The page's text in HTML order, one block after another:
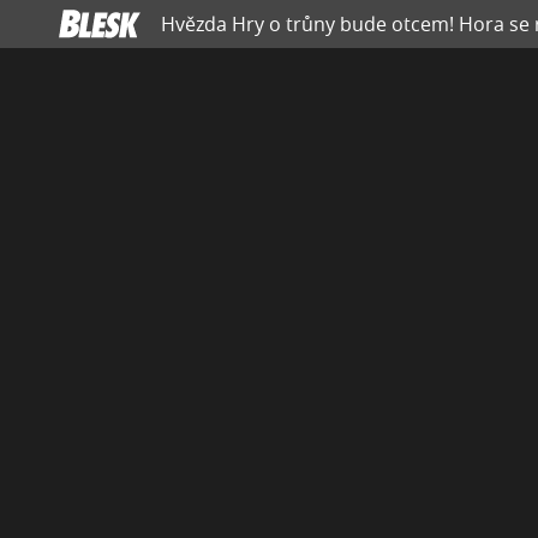
Hvězda Hry o trůny bude otcem! Hora